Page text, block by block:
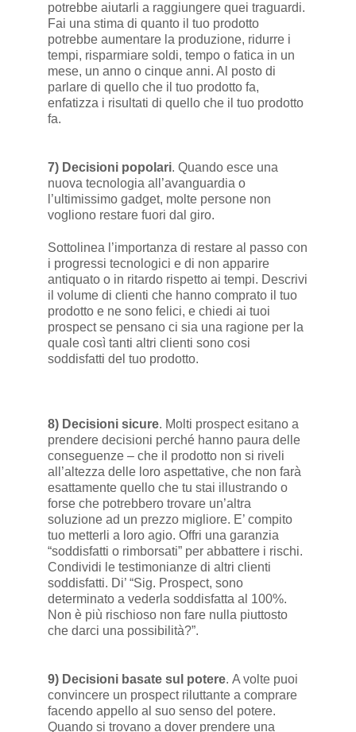
potrebbe aiutarli a raggiungere quei traguardi.
Fai una stima di quanto il tuo prodotto
potrebbe aumentare la produzione, ridurre i
tempi, risparmiare soldi, tempo o fatica in un
mese, un anno o cinque anni. Al posto di
parlare di quello che il tuo prodotto fa,
enfatizza i risultati di quello che il tuo prodotto
fa.
7) Decisioni popolari. Quando esce una
nuova tecnologia all’avanguardia o
l’ultimissimo gadget, molte persone non
vogliono restare fuori dal giro.
Sottolinea l’importanza di restare al passo con
i progressi tecnologici e di non apparire
antiquato o in ritardo rispetto ai tempi. Descrivi
il volume di clienti che hanno comprato il tuo
prodotto e ne sono felici, e chiedi ai tuoi
prospect se pensano ci sia una ragione per la
quale così tanti altri clienti sono cosi
soddisfatti del tuo prodotto.
8) Decisioni sicure. Molti prospect esitano a
prendere decisioni perché hanno paura delle
conseguenze – che il prodotto non si riveli
all’altezza delle loro aspettative, che non farà
esattamente quello che tu stai illustrando o
forse che potrebbero trovare un’altra
soluzione ad un prezzo migliore. E’ compito
tuo metterli a loro agio. Offri una garanzia
“soddisfatti o rimborsati” per abbattere i rischi.
Condividi le testimonianze di altri clienti
soddisfatti. Di’ “Sig. Prospect, sono
determinato a vederla soddisfatta al 100%.
Non è più rischioso non fare nulla piuttosto
che darci una possibilità?”.
9) Decisioni basate sul potere. A volte puoi
convincere un prospect riluttante a comprare
facendo appello al suo senso del potere.
Quando si trovano a dover prendere una